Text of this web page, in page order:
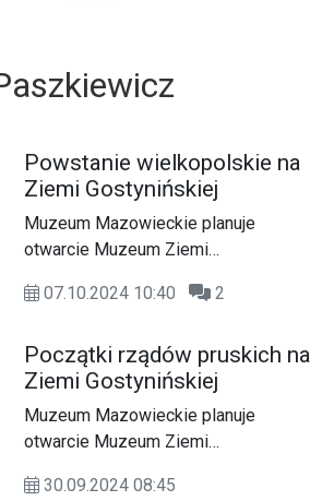
Powstanie wielkopolskie na
Ziemi Gostynińskiej
Muzeum Mazowieckie planuje
otwarcie Muzeum Ziemi
przy ulicy Floriańskiej 23. Nowe
eksponaty związane z historią Ziemi
Gostynińskiej. Z tej okazji chcemy
poznać nieco bliżej historię Gostynina
i okolic. Co tydzień będziemy
dotyczącą tego miasta. Autorem
07.10.2024 10:40 2
Początki rządów pruskich na
Ziemi Gostynińskiej
Muzeum Mazowieckie planuje
otwarcie Muzeum Ziemi
przy ulicy Floriańskiej 23. Nowe
30.09.2024 08:45